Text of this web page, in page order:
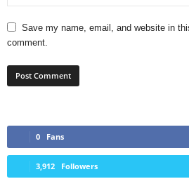
Save my name, email, and website in
comment.
0 Fans
3,912 Followers